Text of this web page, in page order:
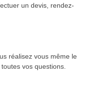
un devis, rendez-
réalisez vous même le
vos questions.